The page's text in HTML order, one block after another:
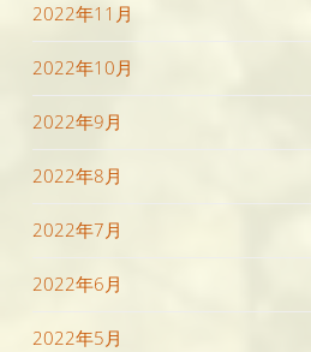
2022年11月
2022年10月
2022年9月
2022年8月
2022年7月
2022年6月
2022年5月